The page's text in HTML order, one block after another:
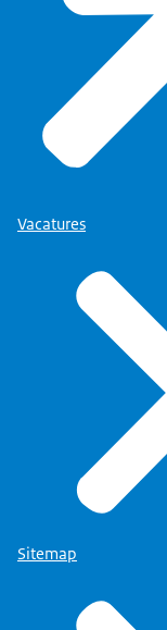
Vacatures
Sitemap